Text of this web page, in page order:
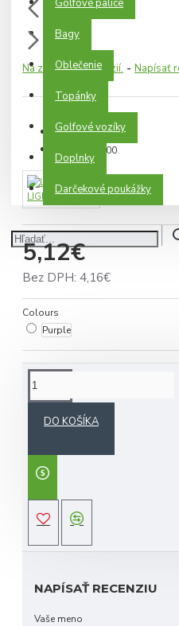
Golfové palice
Bagy
Oblečenie
Topánky
Golfové vozíky
Doplnky
Darčekové poukážky
Na základe 0 recenzií. - Napísať
5,12€
Bez DPH: 4,16€
SKLADOM
Model:
0000
LIGNUM TEE
Colours
Purple
DO KOŠÍKA
vyrábané z
jednotlivé palice
HODNOTENIE
NAPÍSAŤ RECENZIU
Vaše meno